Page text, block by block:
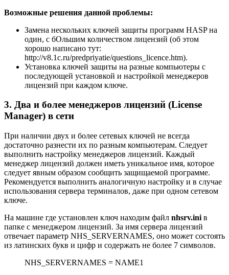
Возможные решения данной проблемы:
Замена нескольких ключей защиты программ HASP на
один, с бОльшим количеством лицензий (об этом
хорошо написано тут:
http://v8.1c.ru/predpriyatie/questions_licence.htm).
Установка ключей защиты на разные компьютеры с
последующей установкой и настройкой менеджеров
лицензий при каждом ключе.
3. Два и более менеджеров лицензий (License
Manager) в сети
При наличии двух и более сетевых ключей не всегда
достаточно разнести их по разным компьютерам. Следует
выполнить настройку менеджеров лицензий. Каждый
менеджер лицензий должен иметь уникальное имя, которое
следует явным образом сообщить защищаемой программе.
Рекомендуется выполнить аналогичную настройку и в случае
использования сервера терминалов, даже при одном сетевом
ключе.
На машине где установлен ключ находим файл nhsrv.ini в
папке с менеджером лицензий. За имя сервера лицензий
отвечает параметр NHS_SERVERNAMES, оно может состоять
из латинских букв и цифр и содержать не более 7 символов.
NHS_SERVERNAMES = NAME1